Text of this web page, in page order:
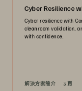
Cyber Resilience
Cyber resilience with
cleanroom validation,
with confidence.
解決方案簡介 3 頁